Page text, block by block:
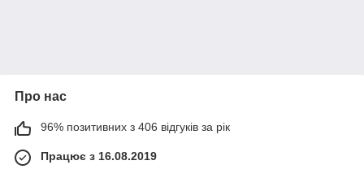
Про нас
96% позитивних з 406 відгуків за рік
Працює з 16.08.2019